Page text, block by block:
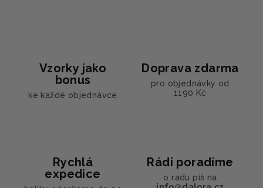
Vzorky jako
bonus
ke každé objednávce
Doprava zdarma
pro objednávky od
1190 Kč
Rychlá
expedice
Rádi poradíme
o radu piš na